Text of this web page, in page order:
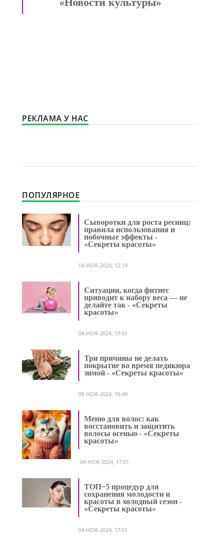
РЕКЛАМА У НАС
ПОПУЛЯРНОЕ
Сыворотки для роста ресниц:
правила использования и
побочные эффекты -
«Секреты красоты»
18-НОЯ-2024, 12:19
Ситуации, когда фитнес
приводит к набору веса — не
делайте так - «Секреты
красоты»
04-НОЯ-2024, 17:01
Три причины не делать
покрытие во время педикюра
зимой - «Секреты красоты»
08-НОЯ-2024, 16:49
Меню для волос: как
восстановить и защитить
волосы осенью - «Секреты
красоты»
04-НОЯ-2024, 17:01
ТОП−5 процедур для
сохранения молодости и
красоты в холодный сезон -
«Секреты красоты»
04-НОЯ-2024, 17:01